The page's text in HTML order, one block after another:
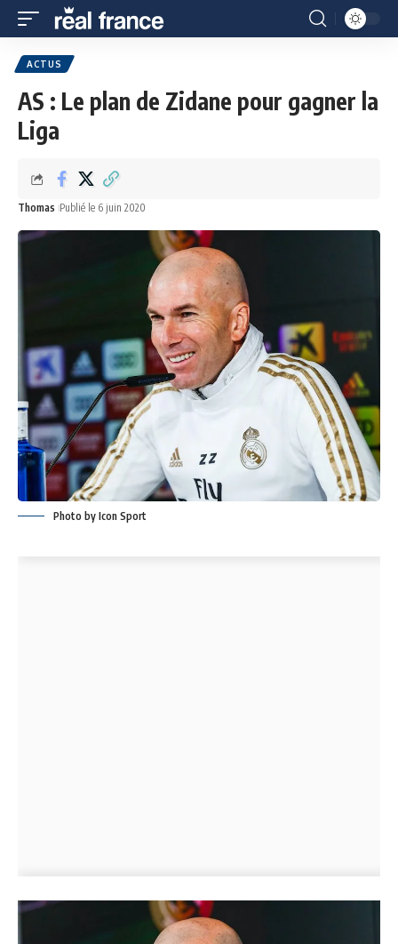
ACTUS
AS : Le plan de Zidane pour gagner la
Liga
Thomas Publié le 6 juin 2020
Photo by Icon Sport